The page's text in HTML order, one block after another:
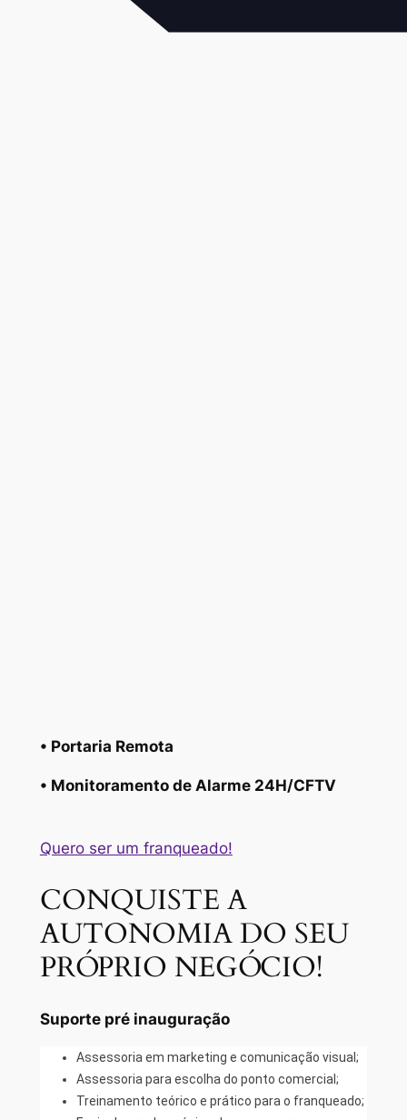
• Portaria Remota
• Monitoramento de Alarme 24H/CFTV
Quero ser um franqueado!
CONQUISTE A
AUTONOMIA DO SEU
PRÓPRIO NEGÓCIO!
Suporte pré inauguração
Assessoria em marketing e comunicação visual;
Assessoria para escolha do ponto comercial;
Treinamento teórico e prático para o franqueado;